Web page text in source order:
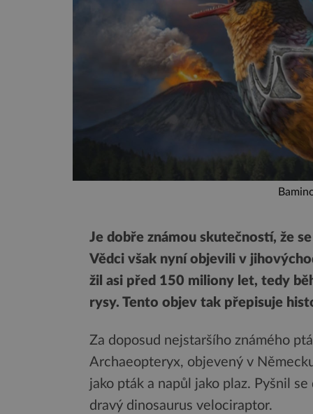
Je dobře známou skutečností, že
Vědci však nyní objevili v
žil asi před 150 miliony let, tedy
rysy. Tento objev tak přepisuje
Za doposud nejstaršího známého
Archaeopteryx, objevený v
jako pták a napůl jako plaz. Pyšnil
dravý dinosaurus velociraptor.